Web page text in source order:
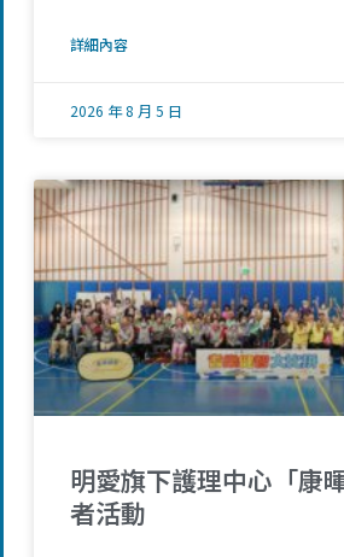
詳細內容
2026 年 8 月 5 日
明愛旗下護理中心「康
者活動